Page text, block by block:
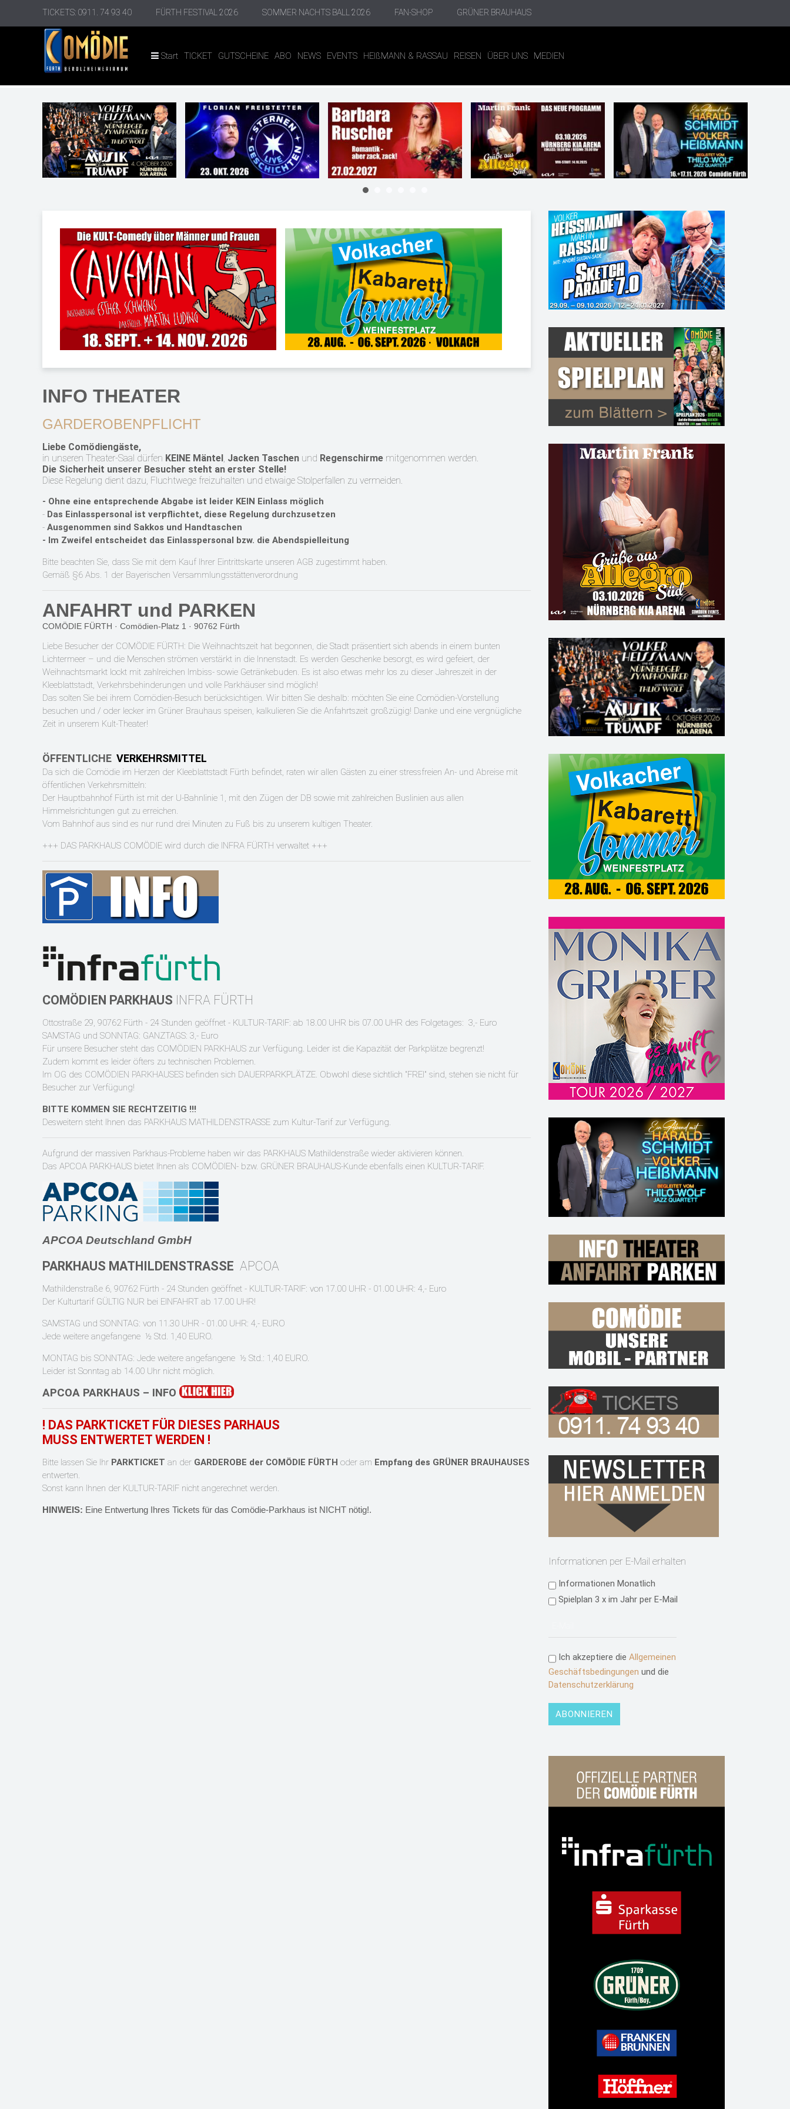
TICKETS: 0911. 74 93 40 FÜRTH FESTIVAL 2026 SOMMER NACHTS BALL 2026 FAN-SHOP GRÜNER BRAUHAUS
Start TICKET GUTSCHEINE ABO NEWS EVENTS HEIßMANN & RASSAU REISEN ÜBER UNS MEDIEN
.
INFO THEATER
GARDEROBENPFLICHT
Liebe Comödiengäste,
in unseren Theater-Saal dürfen KEINE Mäntel , Jacken Taschen und Regenschirme mitgenommen werden.
Die Sicherheit unserer Besucher steht an erster Stelle!
Diese Regelung dient dazu, Fluchtwege freizuhalten und etwaige Stolperfallen zu vermeiden.
- Ohne eine entsprechende Abgabe ist leider KEIN Einlass möglich
- Das Einlasspersonal ist verpflichtet, diese Regelung durchzusetzen
- Ausgenommen sind Sakkos und Handtaschen
- Im Zweifel entscheidet das Einlasspersonal bzw. die Abendspielleitung
Bitte beachten Sie, dass Sie mit dem Kauf Ihrer Eintrittskarte unseren AGB zugestimmt haben.
Gemäß §6 Abs. 1 der Bayerischen Versammlungsstättenverordnung
ANFAHRT und PARKEN
COMÖDIE FÜRTH · Comödien-Platz 1 · 90762 Fürth
Liebe Besucher der COMÖDIE FÜRTH: Die Weihnachtszeit hat begonnen, die Stadt präsentiert sich abends in einem bunten
Lichtermeer – und die Menschen strömen verstärkt in die Innenstadt. Es werden Geschenke besorgt, es wird gefeiert, der
Weihnachtsmarkt lockt mit zahlreichen Imbiss- sowie Getränkebuden. Es ist also etwas mehr los zu dieser Jahreszeit in der
Kleeblattstadt, Verkehrsbehinderungen und volle Parkhäuser sind möglich!
Das solten Sie bei ihrem Comödien-Besuch berücksichtigen. Wir bitten Sie deshalb: möchten Sie eine Comödien-Vorstellung
besuchen und / oder lecker im Grüner Brauhaus speisen, kalkulieren Sie die Anfahrtszeit großzügig! Danke und eine vergnügliche
Zeit in unserem Kult-Theater!
ÖFFENTLICHE VERKEHRSMITTEL
Da sich die Comödie im Herzen der Kleeblattstadt Fürth befindet, raten wir allen Gästen zu einer stressfreien An- und Abreise mit
öffentlichen Verkehrsmitteln:
Der Hauptbahnhof Fürth ist mit der U-Bahnlinie 1, mit den Zügen der DB sowie mit zahlreichen Buslinien aus allen
Himmelsrichtungen gut zu erreichen.
Vom Bahnhof aus sind es nur rund drei Minuten zu Fuß bis zu unserem kultigen Theater.
+++ DAS PARKHAUS COMÖDIE wird durch die INFRA FÜRTH verwaltet +++
COMÖDIEN PARKHAUS INFRA FÜRTH
Ottostraße 29, 90762 Fürth - 24 Stunden geöffnet - KULTUR-TARIF: ab 18.00 UHR bis 07.00 UHR des Folgetages: 3,- Euro
SAMSTAG und SONNTAG: GANZTAGS: 3,- Euro
Für unsere Besucher steht das COMÖDIEN PARKHAUS zur Verfügung. Leider ist die Kapazität der Parkplätze begrenzt!
Zudem kommt es leider öfters zu technischen Problemen.
Im OG des COMÖDIEN PARKHAUSES befinden sich DAUERPARKPLÄTZE. Obwohl diese sichtlich "FREI" sind, stehen sie nicht für
Besucher zur Verfügung!
BITTE KOMMEN SIE RECHTZEITIG !!!
Desweitern steht Ihnen das PARKHAUS MATHILDENSTRASSE zum Kultur-Tarif zur Verfügung.
Aufgrund der massiven Parkhaus-Probleme haben wir das PARKHAUS Mathildenstraße wieder aktivieren können.
Das APCOA PARKHAUS bietet Ihnen als COMÖDIEN- bzw. GRÜNER BRAUHAUS-Kunde ebenfalls einen KULTUR-TARIF.
APCOA Deutschland GmbH
PARKHAUS MATHILDENSTRASSE APCOA
Mathildenstraße 6, 90762 Fürth - 24 Stunden geöffnet - KULTUR-TARIF: von 17.00 UHR - 01.00 UHR: 4,- Euro
Der Kulturtarif GÜLTIG NUR bei EINFAHRT ab 17.00 UHR!
SAMSTAG und SONNTAG: von 11.30 UHR - 01.00 UHR: 4,- EURO
Jede weitere angefangene ½ Std. 1,40 EURO.
MONTAG bis SONNTAG: Jede weitere angefangene ½ Std.: 1,40 EURO.
Leider ist Sonntag ab 14.00 Uhr nicht möglich.
APCOA PARKHAUS – INFO
! DAS PARKTICKET FÜR DIESES PARHAUS
MUSS ENTWERTET WERDEN !
Bitte lassen Sie Ihr PARKTICKET an der GARDEROBE der COMÖDIE FÜRTH oder am Empfang des GRÜNER BRAUHAUSES
entwerten.
Sonst kann Ihnen der KULTUR-TARIF nicht angerechnet werden.
HINWEIS: Eine Entwertung Ihres Tickets für das Comödie-Parkhaus ist NICHT nötig!.
Informationen per E-Mail erhalten
Informationen Monatlich
Spielplan 3 x im Jahr per E-Mail
Ich akzeptiere die Allgemeinen
Geschäftsbedingungen und die
Datenschutzerklärung
ABONNIEREN